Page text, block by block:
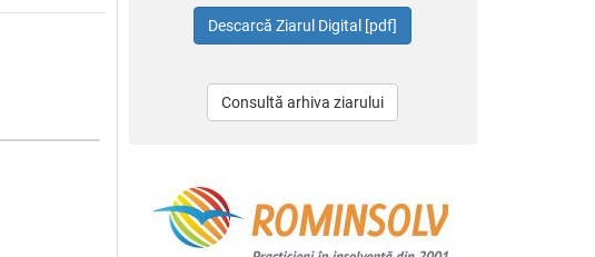
Consultă arhiva ziarului